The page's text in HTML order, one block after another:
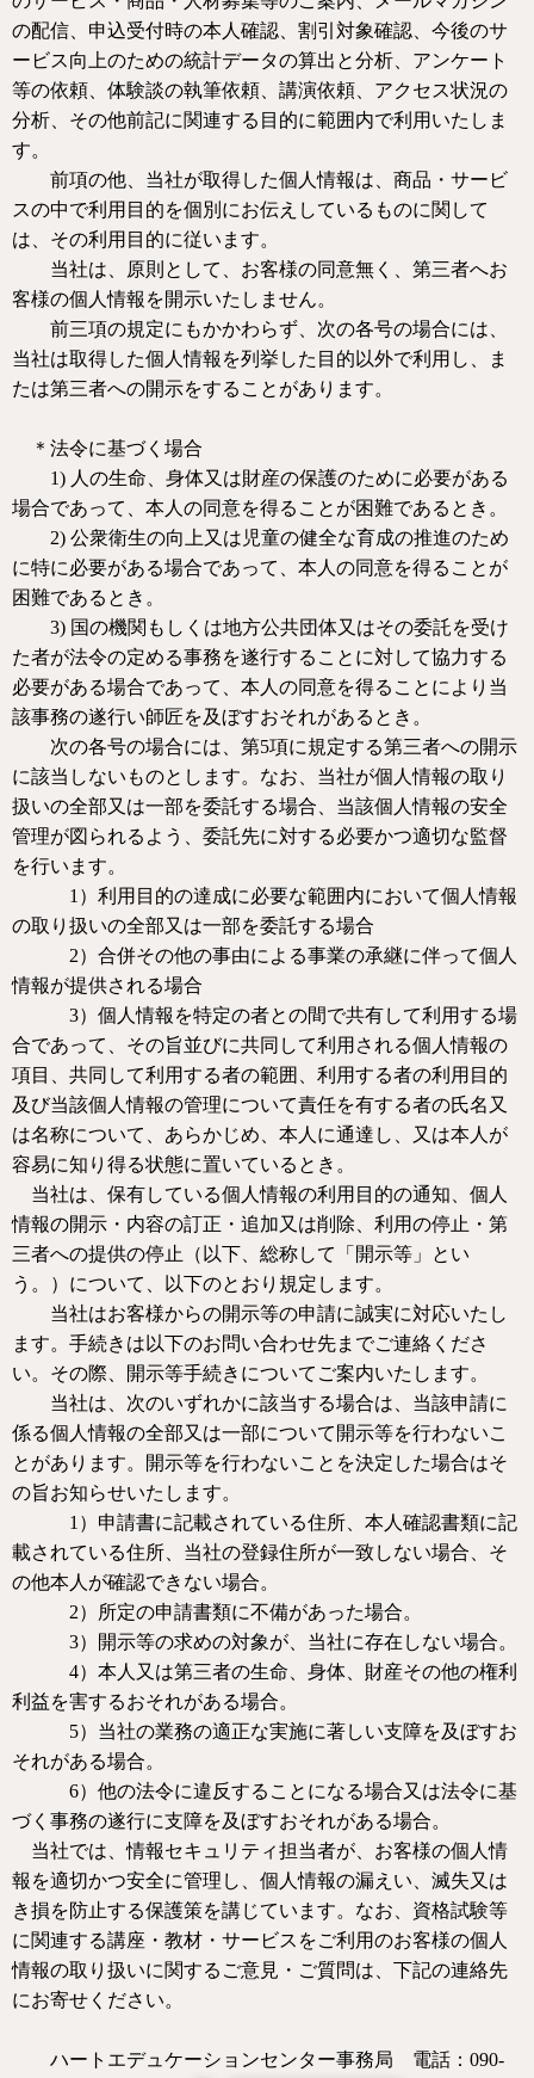
の配信、申込受付時の本人確認、割引対象確認、今後のサ
ービス向上のための統計データの算出と分析、アンケート
等の依頼、体験談の執筆依頼、講演依頼、アクセス状況の
分析、その他前記に関連する目的に範囲内で利用いたしま
す。
前項の他、当社が取得した個人情報は、商品・サービ
スの中で利用目的を個別にお伝えしているものに関して
は、その利用目的に従います。
当社は、原則として、お客様の同意無く、第三者へお
客様の個人情報を開示いたしません。
前三項の規定にもかかわらず、次の各号の場合には、
当社は取得した個人情報を列挙した目的以外で利用し、ま
たは第三者への開示をすることがあります。
＊法令に基づく場合
1) 人の生命、身体又は財産の保護のために必要がある
場合であって、本人の同意を得ることが困難であるとき。
2) 公衆衛生の向上又は児童の健全な育成の推進のため
に特に必要がある場合であって、本人の同意を得ることが
困難であるとき。
3) 国の機関もしくは地方公共団体又はその委託を受け
た者が法令の定める事務を遂行することに対して協力する
必要がある場合であって、本人の同意を得ることにより当
該事務の遂行い師匠を及ぼすおそれがあるとき。
次の各号の場合には、第5項に規定する第三者への開示
に該当しないものとします。なお、当社が個人情報の取り
扱いの全部又は一部を委託する場合、当該個人情報の安全
管理が図られるよう、委託先に対する必要かつ適切な監督
を行います。
1 ）利用目的の達成に必要な範囲内において個人情報
の取り扱いの全部又は一部を委託する場合
2）合併その他の事由による事業の承継に伴って個人
情報が提供される場合
3）個人情報を特定の者との間で共有して利用する場
合であって、その旨並びに共同して利用される個人情報の
項目、共同して利用する者の範囲、利用する者の利用目的
及び当該個人情報の管理について責任を有する者の氏名又
は名称について、あらかじめ、本人に通達し、又は本人が
容易に知り得る状態に置いているとき。
当社は、保有している個人情報の利用目的の通知、個人
情報の開示・内容の訂正・追加又は削除、利用の停止・第
三者への提供の停止（以下、総称して「開示等」とい
う。）について、以下のとおり規定します。
当社はお客様からの開示等の申請に誠実に対応いたし
ます。手続きは以下のお問い合わせ先までご連絡くださ
い。その際、開示等手続きについてご案内いたします。
当社は、次のいずれかに該当する場合は、当該申請に
係る個人情報の全部又は一部について開示等を行わないこ
とがあります。開示等を行わないことを決定した場合はそ
の旨お知らせいたします。
1 ） 申請書に記載されている住所、本人確認書類に記
載されている住所、当社の登録住所が一致しない場合、そ
の他本人が確認できない場合。
2）
所定の申請書類に不備があった場合。
3）
開示等の求めの対象が、当社に存在しない場合。
4） 本人又は第三者の生命、身体、財産その他の権利
利益を害するおそれがある場合。
5） 当社の業務の適正な実施に著しい支障を及ぼすお
それがある場合。
6） 他の法令に違反することになる場合又は法令に基
づく事務の遂行に支障を及ぼすおそれがある場合。
当社では、情報セキュリティ担当者が、お客様の個人情
報を適切かつ安全に管理し、個人情報の漏えい、滅失又は
き損を防止する保護策を講じています。なお、資格試験等
に関連する講座・教材・サービスをご利用のお客様の個人
情報の取り扱いに関するご意見・ご質問は、下記の連絡先
にお寄せください。
ハートエデュケーションセンター事務局 電話： 090-